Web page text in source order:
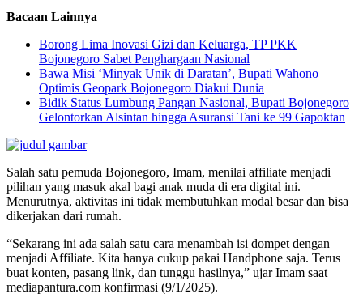
Bacaan Lainnya
Borong Lima Inovasi Gizi dan Keluarga, TP PKK
Bojonegoro Sabet Penghargaan Nasional
Bawa Misi ‘Minyak Unik di Daratan’, Bupati Wahono
Optimis Geopark Bojonegoro Diakui Dunia
Bidik Status Lumbung Pangan Nasional, Bupati Bojonegoro
Gelontorkan Alsintan hingga Asuransi Tani ke 99 Gapoktan
Salah satu pemuda Bojonegoro, Imam, menilai affiliate menjadi
pilihan yang masuk akal bagi anak muda di era digital ini.
Menurutnya, aktivitas ini tidak membutuhkan modal besar dan bisa
dikerjakan dari rumah.
“Sekarang ini ada salah satu cara menambah isi dompet dengan
menjadi Affiliate. Kita hanya cukup pakai Handphone saja. Terus
buat konten, pasang link, dan tunggu hasilnya,” ujar Imam saat
mediapantura.com konfirmasi (9/1/2025).